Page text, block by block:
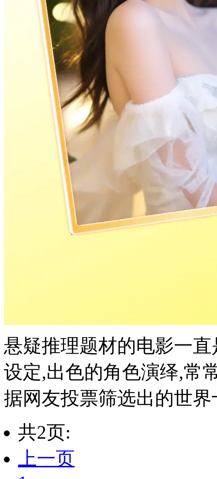
悬疑推理题材的电影一
设定,出色的角色演绎,常
据网友投票筛选出的世
共2页:
上一页